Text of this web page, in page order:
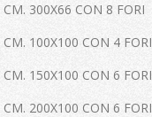
CM. 300X66 CON 8 FORI
CM. 100X100 CON 4 FORI
CM. 150X100 CON 6 FORI
CM. 200X100 CON 6 FORI